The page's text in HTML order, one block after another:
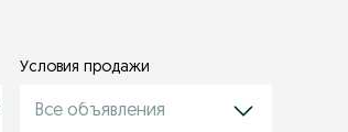
Условия продажи
Все объявления